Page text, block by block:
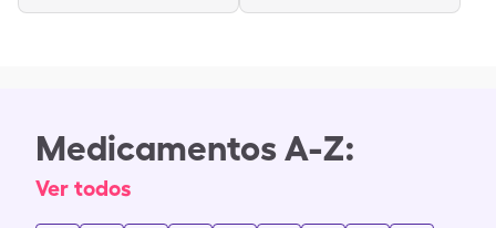
Medicamentos A-Z:
Ver todos